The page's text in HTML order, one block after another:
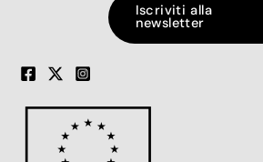
Iscriviti alla
newsletter